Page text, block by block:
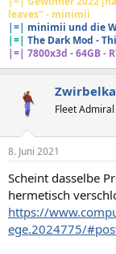
leaves" - minimii
|=| minimii und die
|=| The Dark Mod -
|=| 7800x3d - 64GB -
Fleet Admiral
8. Juni 2021
Scheint dasselbe
hermetisch
https://
ege.2024775/